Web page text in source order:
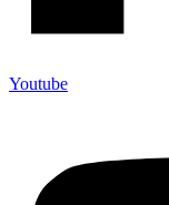
Youtube